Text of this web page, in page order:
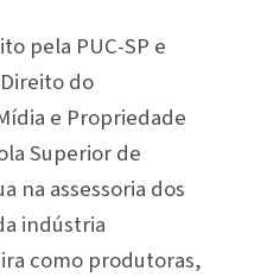
pela PUC-SP e
do
e Propriedade
Superior de
na assessoria dos
indústria
como produtoras,